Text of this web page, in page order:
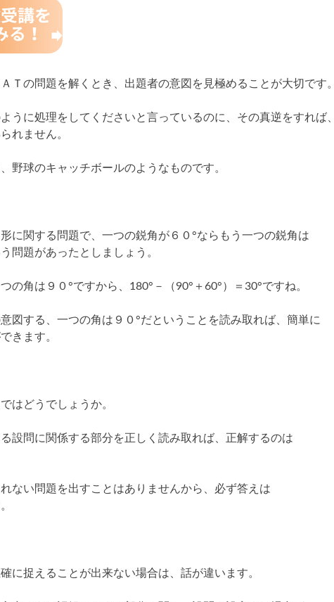
Ｔの問題を解くとき、出題者の意図を見極めることが大切です。
うに処理をしてくださいと言っているのに、その真逆をすれば、
れません。
野球のキャッチボールのようなものです。
に関する問題で、一つの鋭角が６０°ならもう一つの鋭角は
問題があったとしましょう。
の角は９０°ですから、180°－（90°＋60°）＝30°ですね。
図する、一つの角は９０°だということを読み取れば、簡単に
きます。
はどうでしょうか。
設問に関係する部分を正しく読み取れば、正解するのは
ない問題を出すことはありませんから、必ず答えは
に捉えることが出来ない場合は、話が違います。